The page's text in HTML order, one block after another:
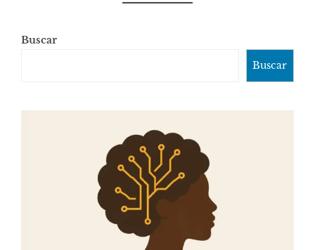
Buscar
Buscar